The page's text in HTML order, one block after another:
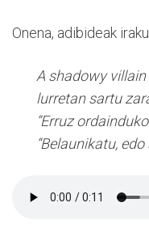
Onena, adibideak
A shadowy villain
lurretan sartu
“Erruz
“Belaunikatu,